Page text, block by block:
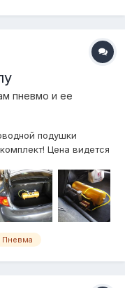
пневмо и ее
подушки
Цена видется
Пневма